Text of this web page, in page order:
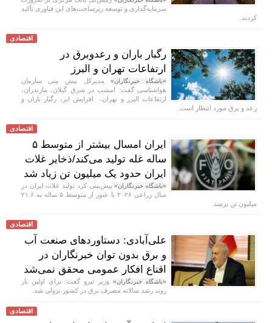
سرمایه‌گذاری و توسعه زیرساخت‌های این فناوری تأکید
کردند.
اقتصادی
رگبار باران و رعدوبرق در
ارتفاعات تهران و البرز
«باشگاه خبرنگاران» مدیرکل پیش بینی سازمان
هواشناسی گفت: امشب در شرق گیلان، مازندران،
ارتفاعات البرز و تهران، افزایش ابر، رگبار باران و
رعد و برق مورد انتظار است.
اقتصادی
ایران امسال بیشتر از متوسط ۵
ساله غله تولید می‌کند/ذخایر غلات
ایران حدود یک میلیون تن زیاد شد
«باشگاه خبرنگاران»پیش‌بینی کرد تولید غلات ایران در
سال زراعی ۲۰۲۶ با عبور از متوسط ۵ ساله به ۲۱.۶
میلیون تن برسد.
اقتصادی
علی‌آبادی: دستاورد‌های صنعت آب
و برق بدون توان خبرنگاران در
اقناع افکار عمومی محقق نمی‌شد
«باشگاه خبرنگاران» وزیر نیرو گفت: برای اولین بار
روند رشد سالانه مصرف برق در کشور نزولی شد.
اقتصادی